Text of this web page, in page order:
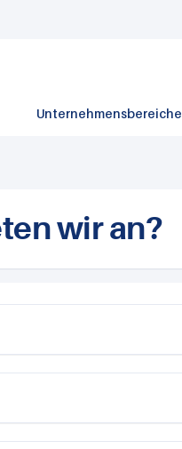
Unternehmensbereiche
wir an?